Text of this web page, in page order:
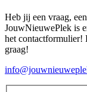
Heb jij een vraag,
JouwNieuwePlek is
het contactformulier!
graag!